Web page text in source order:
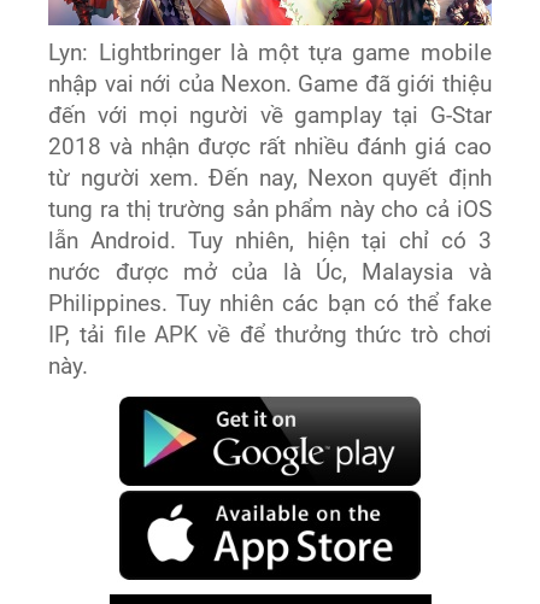
Lyn: Lightbringer là một tựa game mobile
nhập vai nới của Nexon. Game đã giới thiệu
đến với mọi người về gamplay tại G-Star
2018 và nhận được rất nhiều đánh giá cao
từ người xem. Đến nay, Nexon quyết định
tung ra thị trường sản phẩm này cho cả iOS
lẫn Android. Tuy nhiên, hiện tại chỉ có 3
nước được mở của là Úc, Malaysia và
Philippines. Tuy nhiên các bạn có thể fake
IP, tải file APK về để thưởng thức trò chơi
này.